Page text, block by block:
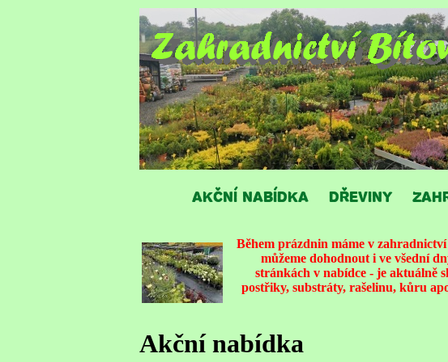
AKČNÍ NABÍDKA DŘEVINY
Během prázdnin máme v zahradnictví
můžeme dohodnout i ve všední
stránkách v nabídce - je aktuálně
postřiky, substráty, rašelinu, kůru
Akční nabídka